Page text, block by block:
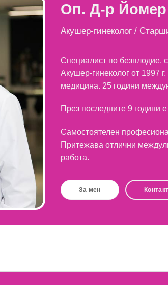
Оп. Д-р
Акушер-гинеколог /
Специалист по безплодие,
Акушер-гинеколог от 1997
медицина. 25 години
През последните 9 години
Самостоятелен
Притежава отлични
работа.
За мен Контакт